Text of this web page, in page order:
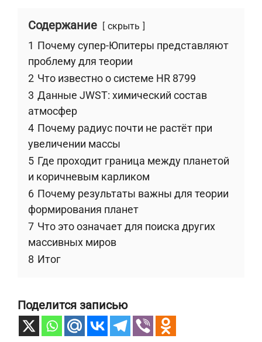
Содержание скрыть
1 Почему супер-Юпитеры представляют
проблему для теории
2 Что известно о системе HR 8799
3 Данные JWST: химический состав
атмосфер
4 Почему радиус почти не растёт при
увеличении массы
5 Где проходит граница между планетой
и коричневым карликом
6 Почему результаты важны для теории
формирования планет
7 Что это означает для поиска других
массивных миров
8 Итог
Поделится записью